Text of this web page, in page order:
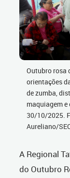
Outubro rosa
orientações
de zumba,
maquiagem
30/10/2025.
Aureliano/
A Regional
do Outubro